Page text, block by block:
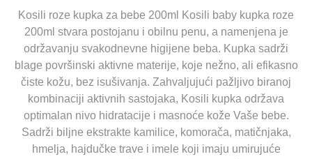
Kosili roze kupka za bebe 200ml Kosili baby kupka roze
200ml stvara postojanu i obilnu penu, a namenjena je
održavanju svakodnevne higijene beba. Kupka sadrži
blage površinski aktivne materije, koje nežno, ali efikasno
čiste kožu, bez isušivanja. Zahvaljujući pažljivo biranoj
kombinaciji aktivnih sastojaka, Kosili kupka održava
optimalan nivo hidratacije i masnoće kože Vaše bebe.
Sadrži biljne ekstrakte kamilice, komorača, matičnjaka,
hmelja, hajdučke trave i imele koji imaju umirujuće